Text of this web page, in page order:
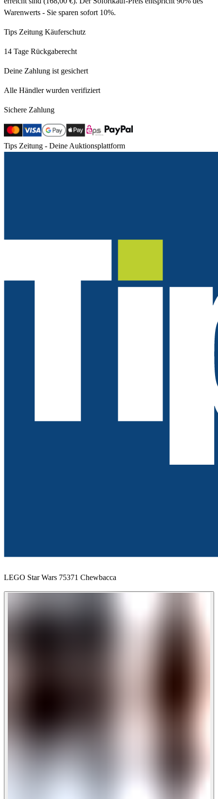
Warenwerts - Sie sparen sofort 10%.
Tips Zeitung Käuferschutz
14 Tage Rückgaberecht
Deine Zahlung ist gesichert
Alle Händler wurden verifiziert
Sichere Zahlung
Tips Zeitung - Deine Auktionsplattform
LEGO Star Wars 75371 Chewbacca